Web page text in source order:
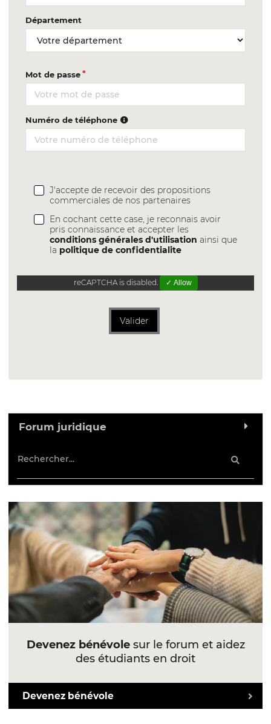
Département
Mot de passe
Numéro de téléphone
J'accepte de recevoir des propositions
commerciales de nos partenaires
En cochant cette case, je reconnais avoir
pris connaissance et accepter les
conditions générales d'utilisation ainsi que
la politique de confidentialite
reCAPTCHA is disabled. ✓ Allow
Valider
Forum juridique
Devenez bénévolesur le forum et aidez
des étudiants en droit
Devenez bénévole